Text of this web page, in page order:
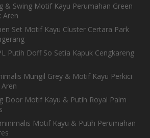
& Swing Motif Kayu Perumahan Green
Aren
Set Motif Kayu Cluster Certara Park
Putih Doff So Setia Kapuk Cengkareng
Mungil Grey & Motif Kayu Perkici
Door Motif Kayu & Putih Royal Palm
Motif Kayu & Putih Perumahan